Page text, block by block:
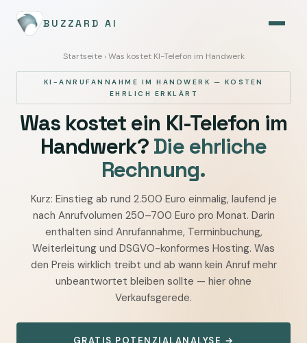
BUZZARD AI
Startseite› Was kostet KI-Telefon im Handwerk
KI-ANRUFANNAHME IM HANDWERK — KOSTEN
EHRLICH ERKLÄRT
Was kostet ein KI-Telefon im
Handwerk? Die ehrliche
Rechnung.
Was
kostet
ein
KI-
Telefon
im
Kurz: Einstieg ab rund 2.500 Euro einmalig, laufend je
nach Anrufvolumen 250–700 Euro pro Monat. Darin
enthalten sind Anrufannahme, Terminbuchung,
Weiterleitung und DSGVO-konformes Hosting. Was
den Preis wirklich treibt und ab wann kein Anruf mehr
unbeantwortet bleiben sollte — hier ohne
Verkaufsgerede.
GRATIS POTENZIALANALYSE →